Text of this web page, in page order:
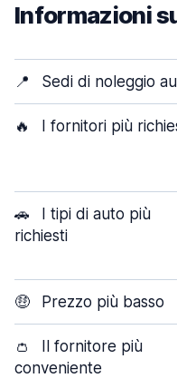
Informazioni
📍 Sedi di noleggio
🔥 I fornitori più
🚗
I tipi di auto più
richiesti
🤑 Prezzo più basso
👛
Il fornitore più
conveniente